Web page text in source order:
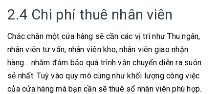
2.4 Chi phí thuê nhân viên
Chắc chắn một cửa hàng sẽ cần các vị trí như Thu ngân,
nhân viên tư vấn, nhân viên kho, nhân viên giao nhận
hàng… nhằm đảm bảo quá trình vận chuyển diễn ra suôn
sẻ nhất. Tuỳ vào quy mô cùng như khối lượng công việc
của cửa hàng mà bạn cần sẽ thuê số nhân viên phù hợp.